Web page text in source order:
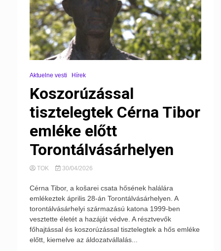
Aktuelne vesti Hírek
Koszorúzással
tisztelegtek Cérna Tibor
emléke előtt
Torontálvásárhelyen
TOK 30/04/2026
Cérna Tibor, a košarei csata hősének halálára
emlékeztek április 28-án Torontálvásárhelyen. A
torontálvásárhelyi származású katona 1999-ben
vesztette életét a hazáját védve. A résztvevők
főhajtással és koszorúzással tisztelegtek a hős emléke
előtt, kiemelve az áldozatvállalás...